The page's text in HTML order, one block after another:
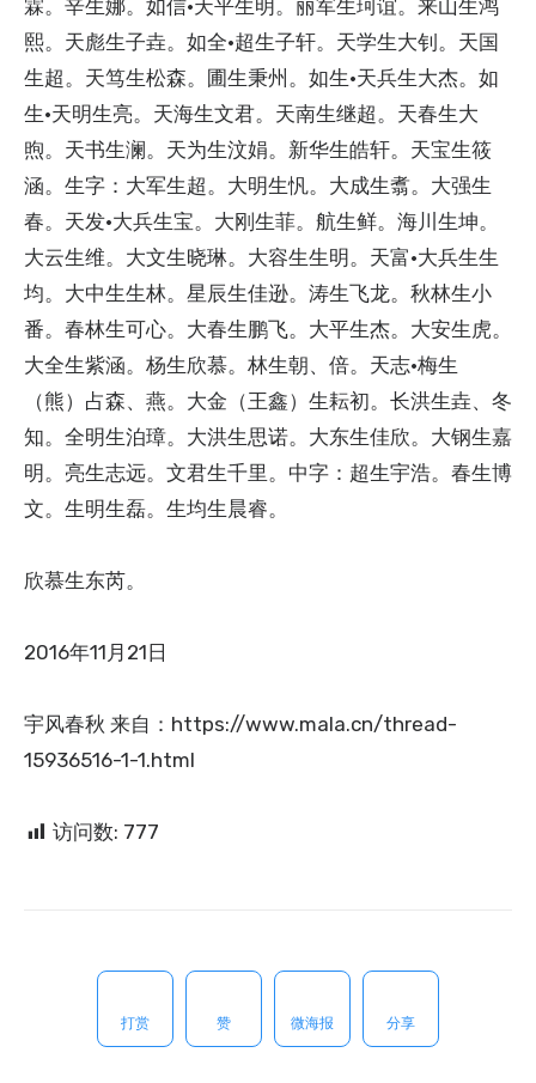
霖。辛生娜。如信·天平生明。丽军生珂谊。来山生鸿
熙。天彪生子垚。如全·超生子轩。天学生大钊。天国
生超。天笃生松森。圃生秉州。如生·天兵生大杰。如
生·天明生亮。天海生文君。天南生继超。天春生大
煦。天书生澜。天为生汶娟。新华生皓轩。天宝生筱
涵。生字：大军生超。大明生忛。大成生翥。大强生
春。天发·大兵生宝。大刚生菲。航生鲜。海川生坤。
大云生维。大文生晓琳。大容生生明。天富·大兵生生
均。大中生生林。星辰生佳逊。涛生飞龙。秋林生小
番。春林生可心。大春生鹏飞。大平生杰。大安生虎。
大全生紫涵。杨生欣慕。林生朝、倍。天志·梅生
（熊）占森、燕。大金（王鑫）生耘初。长洪生垚、冬
知。全明生泊璋。大洪生思诺。大东生佳欣。大钢生嘉
明。亮生志远。文君生千里。中字：超生宇浩。春生博
文。生明生磊。生均生晨睿。
欣慕生东芮。
2016年11月21日
宇风春秋 来自：https://www.mala.cn/thread-
15936516-1-1.html
访问数: 777
打赏 赞 微海报 分享